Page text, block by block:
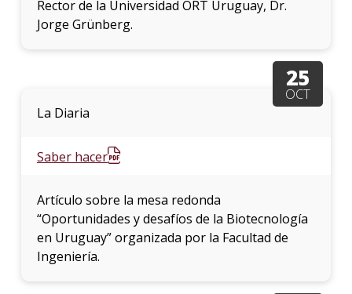
Rector de la Universidad ORT Uruguay, Dr.
Jorge Grünberg.
25
OCT
La Diaria
Saber hacer
Artículo sobre la mesa redonda
“Oportunidades y desafíos de la Biotecnología
en Uruguay” organizada por la Facultad de
Ingeniería.